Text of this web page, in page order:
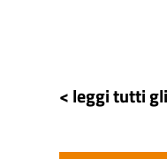
< leggi tutti